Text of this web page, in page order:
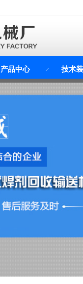
产品中心 技术